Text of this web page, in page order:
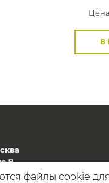
В
9
файлы cookie для